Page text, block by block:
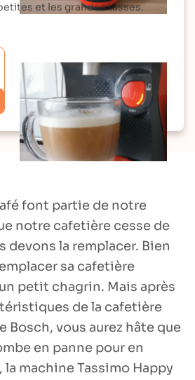
et les grandes tasses.
font partie de notre
notre cafetière cesse de
la remplacer. Bien
sa cafetière
petit chagrin. Mais après
de la cafetière
Bosch, vous aurez hâte que
en panne pour en
la machine Tassimo Happy